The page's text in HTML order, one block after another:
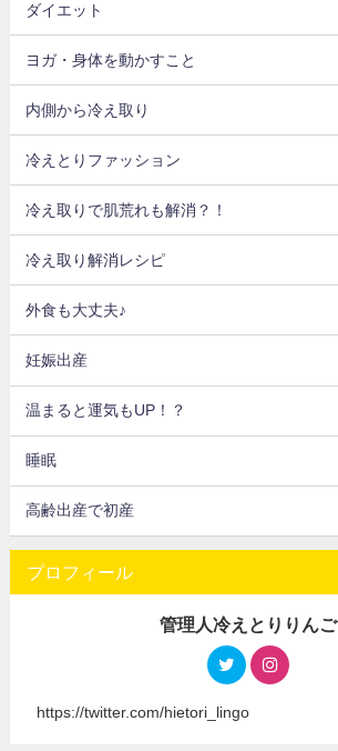
ダイエット
ヨガ・身体を動かすこと
内側から冷え取り
冷えとりファッション
冷え取りで肌荒れも解消？！
冷え取り解消レシピ
外食も大丈夫♪
妊娠出産
温まると運気もUP！？
睡眠
高齢出産で初産
プロフィール
管理人冷えとりりんご
https://twitter.com/hietori_lingo